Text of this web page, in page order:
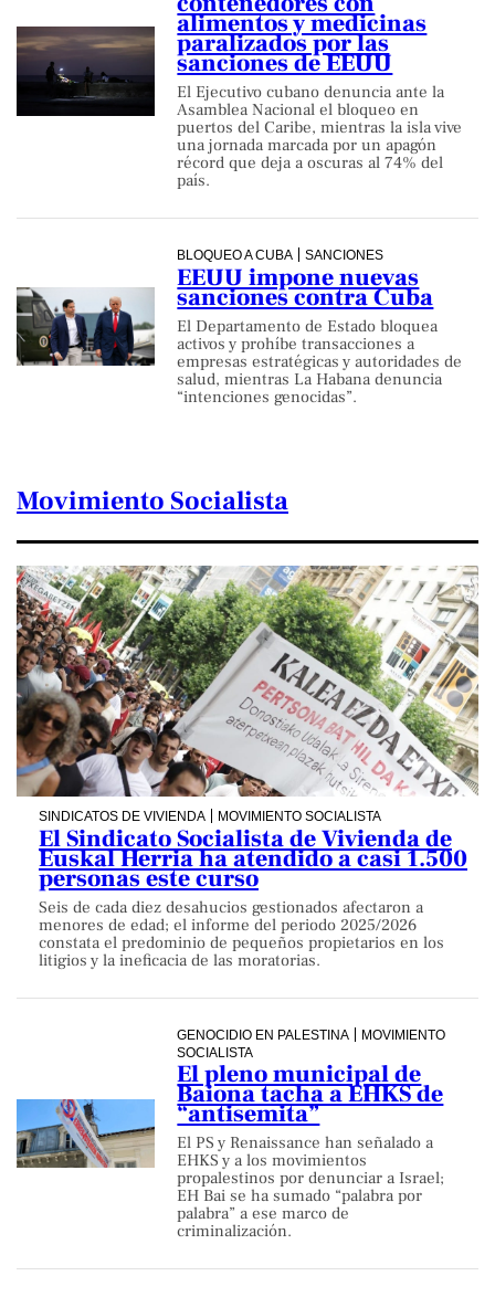
alimentos y medicinas
paralizados por las
sanciones de EEUU
El Ejecutivo cubano denuncia ante la
Asamblea Nacional el bloqueo en
puertos del Caribe, mientras la isla vive
una jornada marcada por un apagón
récord que deja a oscuras al 74% del
país.
BLOQUEO A CUBA SANCIONES
EEUU impone nuevas
sanciones contra Cuba
El Departamento de Estado bloquea
activos y prohíbe transacciones a
empresas estratégicas y autoridades de
salud, mientras La Habana denuncia
“intenciones genocidas”.
Movimiento Socialista
SINDICATOS DE VIVIENDA MOVIMIENTO SOCIALISTA
El Sindicato Socialista de Vivienda de
Euskal Herria ha atendido a casi 1.500
personas este curso
Seis de cada diez desahucios gestionados afectaron a
menores de edad; el informe del periodo 2025/2026
constata el predominio de pequeños propietarios en los
litigios y la ineficacia de las moratorias.
GENOCIDIO EN PALESTINA
MOVIMIENTO
SOCIALISTA
El pleno municipal de
Baiona tacha a EHKS de
“antisemita”
El PS y Renaissance han señalado a
EHKS y a los movimientos
propalestinos por denunciar a Israel;
EH Bai se ha sumado “palabra por
palabra” a ese marco de
criminalización.